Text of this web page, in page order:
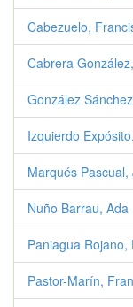
Cabezuelo,
Cabrera
González
Izquierdo
Marqués Pascual,
Nuño Barrau, Ada
Paniagua
Pastor-Marín,